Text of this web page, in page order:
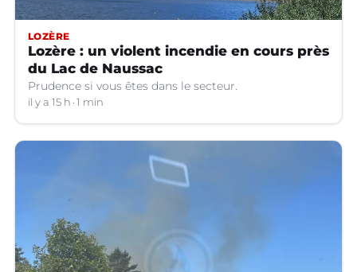
LOZÈRE
Lozère : un violent incendie en cours près
du Lac de Naussac
Prudence si vous êtes dans le secteur.
il y a 15 h 1 min